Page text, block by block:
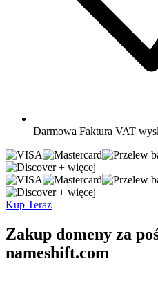
Darmowa Faktura VAT
+ więcej
+ więcej
Kup Teraz
Zakup domeny za
nameshift.com